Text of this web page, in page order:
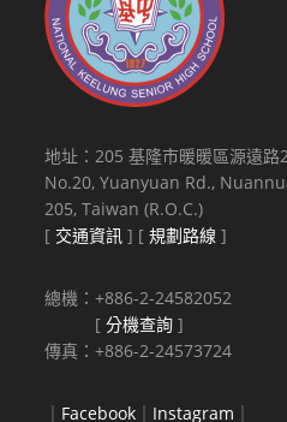
地址：205 基隆市暖暖區源遠路
No.20, Yuanyuan Rd.,
205, Taiwan (R.O.C.)
[ 交通資訊 ] [規劃路線 ]
總機：+886-2-24582052
[分機查詢 ]
傳真：+886-2-24573724
｜ Facebook ｜ Instagram ｜